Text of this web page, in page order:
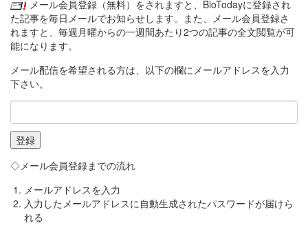
メール会員登録（無料）をされますと、BioTodayに登録され
た記事を毎日メールでお知らせします。また、メール会員登録さ
れますと、毎週月曜からの一週間あたり2つの記事の全文閲覧が可
能になります。
メール配信を希望される方は、以下の欄にメールアドレスを入力
下さい。
◇メール会員登録までの流れ
メールアドレスを入力
入力したメールアドレスに自動生成されたパスワードが届けら
れる